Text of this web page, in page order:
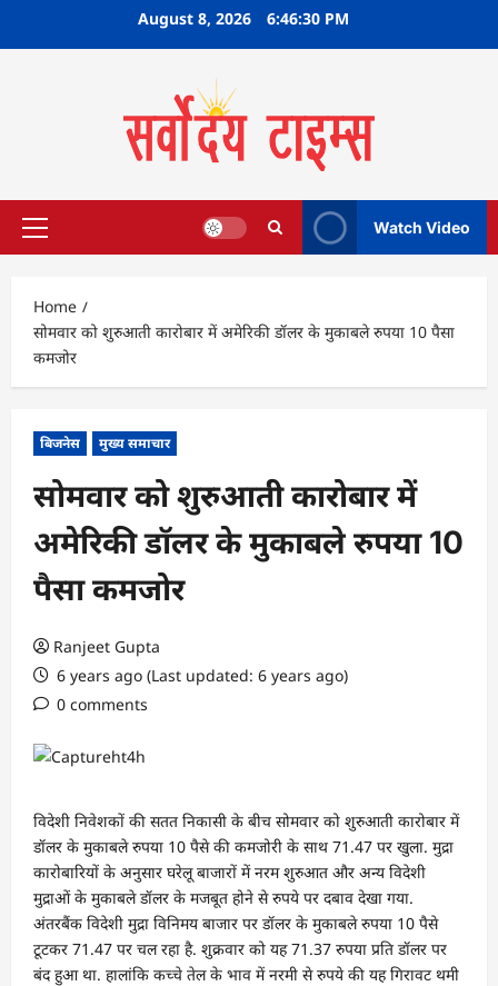
August 8, 2026 6:46:30 PM
Primary
Watch Video
Home
सोमवार को शुरुआती कारोबार में अमेरिकी डॉलर के मुकाबले रुपया 10 पैसा
कमजोर
बिजनेस मुख्य समाचार
सोमवार को शुरुआती कारोबार में
अमेरिकी डॉलर के मुकाबले रुपया 10
पैसा कमजोर
Ranjeet Gupta
6 years ago (Last updated: 6 years ago)
0 comments
विदेशी निवेशकों की सतत निकासी के बीच सोमवार को शुरुआती कारोबार में
डॉलर के मुकाबले रुपया 10 पैसे की कमजोरी के साथ 71.47 पर खुला. मुद्रा
कारोबारियों के अनुसार घरेलू बाजारों में नरम शुरुआत और अन्य विदेशी
मुद्राओं के मुकाबले डॉलर के मजबूत होने से रुपये पर दबाव देखा गया.
अंतरबैंक विदेशी मुद्रा विनिमय बाजार पर डॉलर के मुकाबले रुपया 10 पैसे
टूटकर 71.47 पर चल रहा है. शुक्रवार को यह 71.37 रुपया प्रति डॉलर पर
बंद हुआ था. हालांकि कच्चे तेल के भाव में नरमी से रुपये की यह गिरावट थमी